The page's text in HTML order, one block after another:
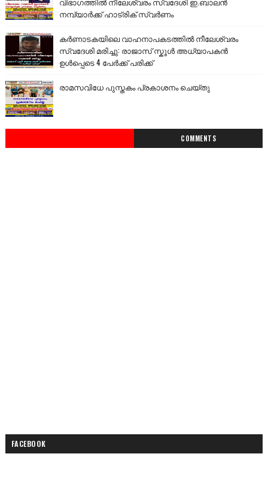
നമ്പ്യാർക്ക് ഹാട്രിക് സ്വർണം
കർണാടകയിലെ വാഹനാപകടത്തിൽ നീലേശ്വരം
സ്വദേശി മരിച്ചു: രാജാസ് സ്കൂൾ അധ്യാപകൻ
ഉൾപ്പെടെ 4 പേർക്ക് പരിക്ക്
രാമസവിധേ പുസ്തകം പ്രകാശനം ചെയ്തു
COMMENTS
FACEBOOK